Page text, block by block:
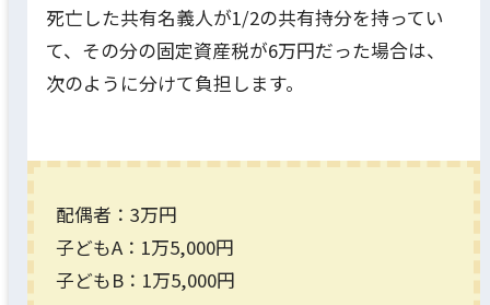
死亡した共有名義人が1/2の共有持分を持ってい
て、その分の固定資産税が6万円だった場合は、
次のように分けて負担します。
配偶者：3万円
子どもA：1万5,000円
子どもB：1万5,000円